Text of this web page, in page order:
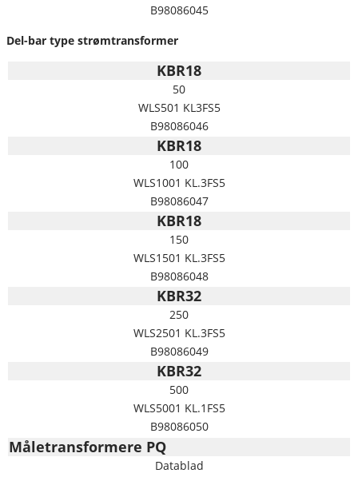
B98086045
Del-bar type strømtransformer
KBR18
50
WLS501 KL3FS5
B98086046
KBR18
100
WLS1001 KL.3FS5
B98086047
KBR18
150
WLS1501 KL.3FS5
B98086048
KBR32
250
WLS2501 KL.3FS5
B98086049
KBR32
500
WLS5001 KL.1FS5
B98086050
Måletransformere PQ
Datablad